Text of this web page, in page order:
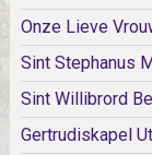
Onze Lieve
Sint Stephanus
Sint Willibrord
Gertrudiskapel